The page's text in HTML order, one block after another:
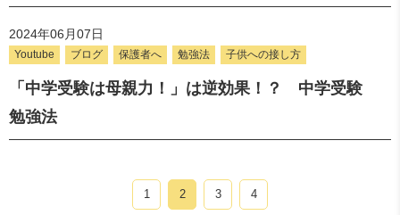
2024年06月07日
Youtube ブログ 保護者へ 勉強法 子供への接し方
「中学受験は母親力！」は逆効果！？ 中学受験
勉強法
1 2 3 4